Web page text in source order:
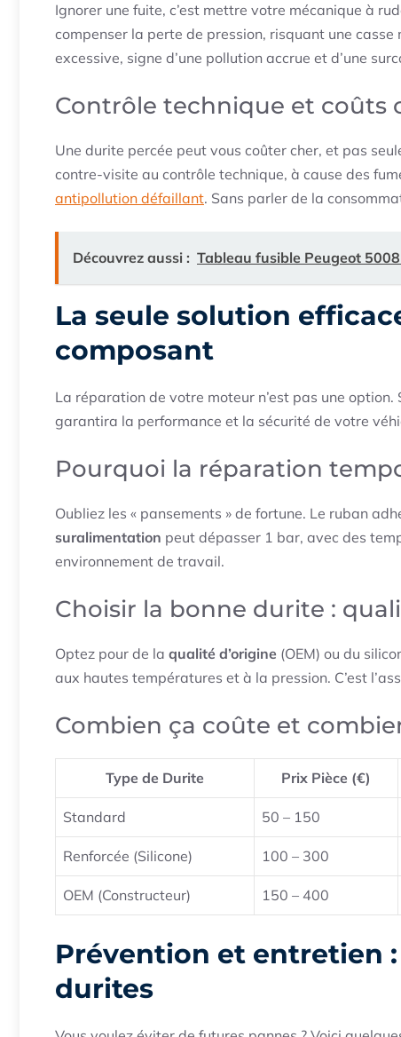
Ignorer une fuite, c’est mettre votre mécanique à
compenser la perte de pression, risquant une
excessive, signe d’une pollution accrue et d’une
Contrôle technique et coûts
Une durite percée peut vous coûter cher, et pas
contre-visite au contrôle technique, à cause des
antipollution défaillant. Sans parler de la
Découvrez aussi : Tableau fusible Peugeot
La seule solution
composant
La réparation de votre moteur n’est pas une
garantira la performance et la sécurité de votre
Pourquoi la réparation
Oubliez les « pansements » de fortune. Le ruban
suralimentation peut dépasser 1 bar, avec des
environnement de travail.
Choisir la bonne durite :
Optez pour de la qualité d’origine (OEM) ou du
aux hautes températures et à la pression. C’est
Combien ça coûte et
Type de Durite Prix Pièce (€)
Standard 50 – 150
Renforcée (Silicone) 100 – 300
OEM (Constructeur) 150 – 400
Prévention et entretien
durites